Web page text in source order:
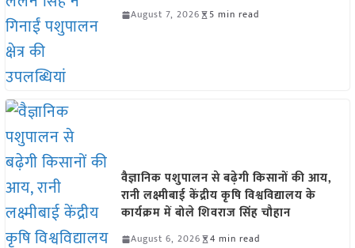
August 7, 2026 5 min read
वैज्ञानिक पशुपालन से बढ़ेगी किसानों की आय,
रानी लक्ष्मीबाई केंद्रीय कृषि विश्वविद्यालय के
कार्यक्रम में बोले शिवराज सिंह चौहान
August 6, 2026 4 min read